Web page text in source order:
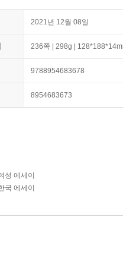
2021년 12월 08일
236쪽 | 298g |
9788954683678
8954683673
성 에세이
국 에세이